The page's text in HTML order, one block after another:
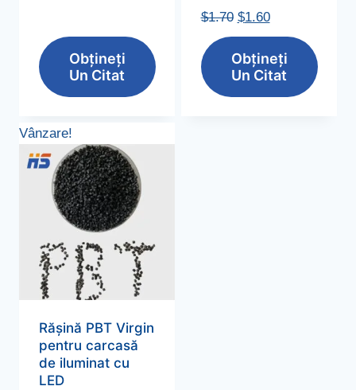
$1.70.
$1.60.
Obțineți
Un Citat
$1.70 Pretul
original
a
fost:
$1.70.
$1.60Pretul
actual
este:
$1.60.
Obțineți
Un Citat
Vânzare!
Rășină PBT Virgin
pentru carcasă
de iluminat cu
LED